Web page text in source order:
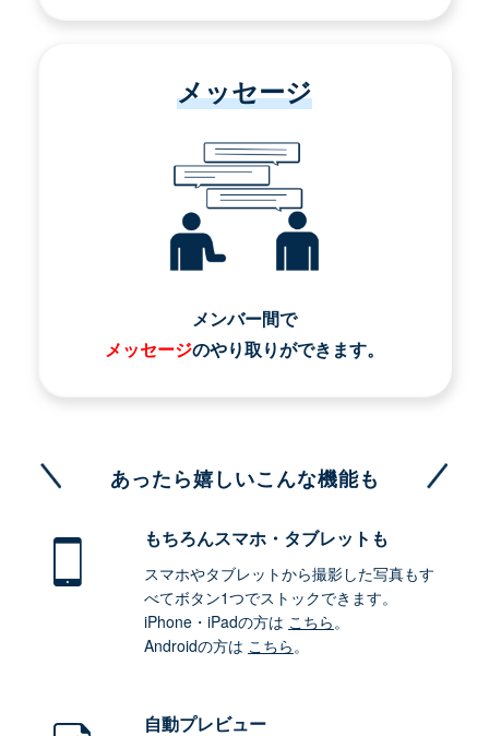
メッセージ
メンバー間で
メッセージのやり取りができます。
あったら嬉しいこんな機能も
もちろんスマホ・タブレットも
スマホやタブレットから撮影した写真もす
べてボタン1つでストックできます。
iPhone・iPadの方は こちら。
Androidの方は こちら。
自動プレビュー